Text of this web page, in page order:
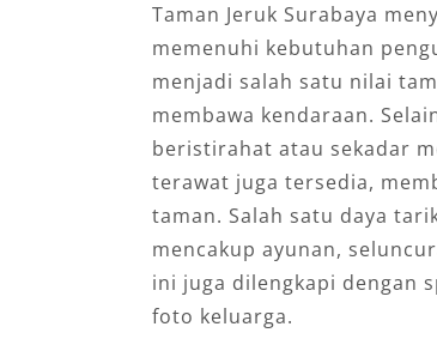
Taman Jeruk Surabaya
memenuhi kebutuhan
menjadi salah satu nilai
membawa kendaraan.
beristirahat atau sekadar
terawat juga tersedia,
taman. Salah satu daya
mencakup ayunan,
ini juga dilengkapi dengan
foto keluarga.